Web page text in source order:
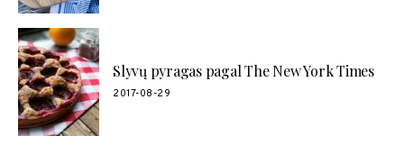
Slyvų pyragas pagal The New York Times
2017-08-29